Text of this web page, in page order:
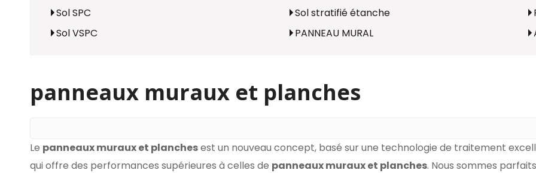
Sol SPC Sol stratifié étanche
Sol VSPC
PANNEAU MURAL
panneaux muraux et planches
Le panneaux muraux et planchesest un nouveau concept, basé sur une technologie de traitement
qui offre des performances supérieures à celles de panneaux muraux et planches. Nous sommes